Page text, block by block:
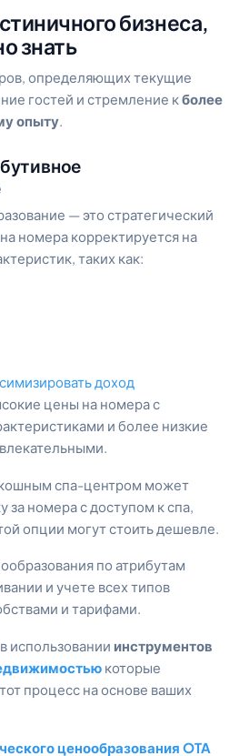
бизнеса,
знать
определяющих текущие
гостей и стремление кболее
опыту.
— это стратегический
номера корректируется на
таких как:
доход
цены на номера с
и более низкие
спа-центром может
за номера с доступом к спа,
опции могут стоить дешевле.
по атрибутам
и учете всех типов
и тарифами.
использовании инструментов
которые
процесс на основе ваших
ценообразования OTA